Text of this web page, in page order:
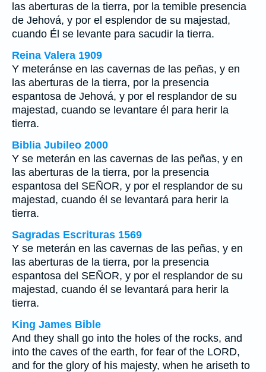
las aberturas de la tierra, por la temible presencia
de Jehová, y por el esplendor de su majestad,
cuando Él se levante para sacudir la tierra.
Reina Valera 1909
Y meteránse en las cavernas de las peñas, y en
las aberturas de la tierra, por la presencia
espantosa de Jehová, y por el resplandor de su
majestad, cuando se levantare él para herir la
tierra.
Biblia Jubileo 2000
Y se meterán en las cavernas de las peñas, y en
las aberturas de la tierra, por la presencia
espantosa del SEÑOR, y por el resplandor de su
majestad, cuando él se levantará para herir la
tierra.
Sagradas Escrituras 1569
Y se meterán en las cavernas de las peñas, y en
las aberturas de la tierra, por la presencia
espantosa del SEÑOR, y por el resplandor de su
majestad, cuando él se levantará para herir la
tierra.
King James Bible
And they shall go into the holes of the rocks, and
into the caves of the earth, for fear of the LORD,
and for the glory of his majesty, when he ariseth to